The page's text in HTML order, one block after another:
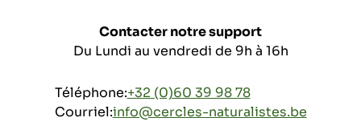
Contacter notre support
Du Lundi au vendredi de 9h à 16h
Téléphone:+32 (0)60 39 98 78
Courriel:info@cercles-naturalistes.be